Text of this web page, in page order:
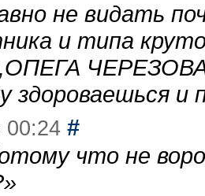
не видать
и типа
здороваешься
00:24 #
что не
»